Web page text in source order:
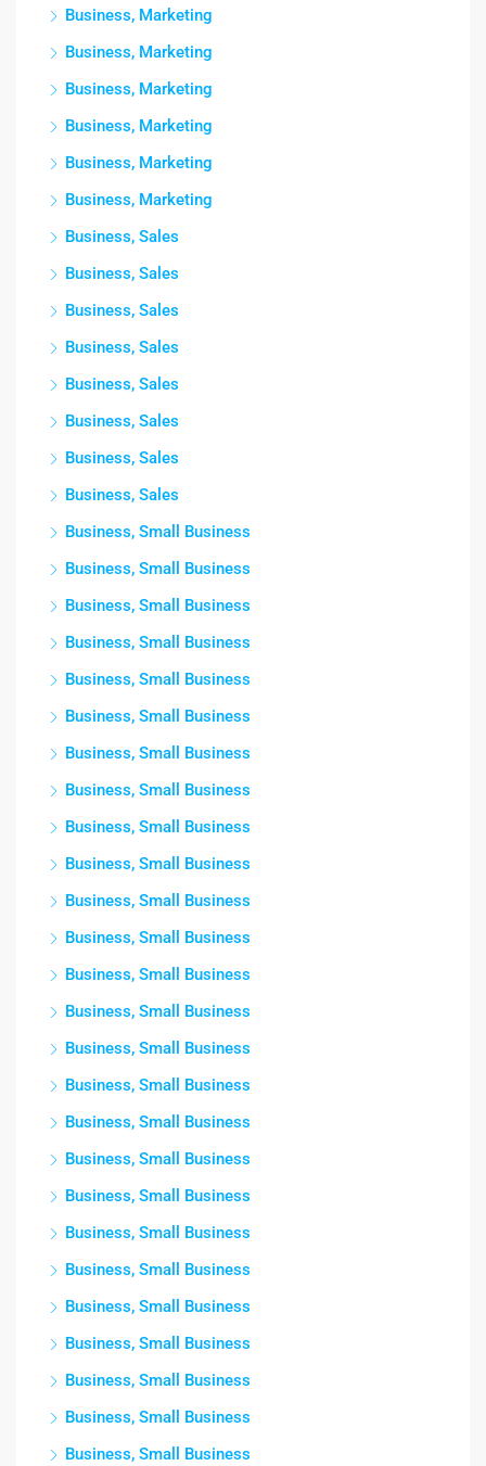
Business, Marketing
Business, Marketing
Business, Marketing
Business, Marketing
Business, Marketing
Business, Marketing
Business, Sales
Business, Sales
Business, Sales
Business, Sales
Business, Sales
Business, Sales
Business, Sales
Business, Sales
Business, Small Business
Business, Small Business
Business, Small Business
Business, Small Business
Business, Small Business
Business, Small Business
Business, Small Business
Business, Small Business
Business, Small Business
Business, Small Business
Business, Small Business
Business, Small Business
Business, Small Business
Business, Small Business
Business, Small Business
Business, Small Business
Business, Small Business
Business, Small Business
Business, Small Business
Business, Small Business
Business, Small Business
Business, Small Business
Business, Small Business
Business, Small Business
Business, Small Business
Business, Small Business